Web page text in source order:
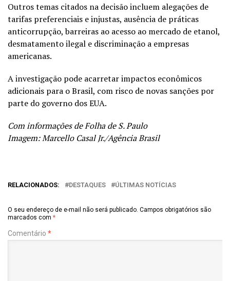
Outros temas citados na decisão incluem alegações de
tarifas preferenciais e injustas, ausência de práticas
anticorrupção, barreiras ao acesso ao mercado de etanol,
desmatamento ilegal e discriminação a empresas
americanas.
A investigação pode acarretar impactos econômicos
adicionais para o Brasil, com risco de novas sanções por
parte do governo dos EUA.
Com informações de Folha de S. Paulo
Imagem: Marcello Casal Jr./Agência Brasil
RELACIONADOS: DESTAQUES ÚLTIMAS NOTÍCIAS
O seu endereço de e-mail não será publicado. Campos obrigatórios são
marcados com *
Comentário *